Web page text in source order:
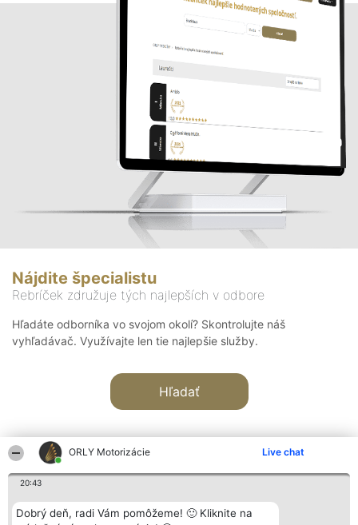
ORLY Motorizácie Live chat
20:43
Dobrý deň, radi Vám pomôžeme! 🙂 Kliknite na
Nájdite špecialistu
Rebríček združuje tých najlepších v odbore
Hľadáte odborníka vo svojom okolí? Skontrolujte náš
vyhľadávač. Využívajte len tie najlepšie služby.
Hľadať
Organizátor hodnotenia
Bright Side Solutions sp. z o.
Hodnotenie
Laureáti
Kontakt
Kontakt